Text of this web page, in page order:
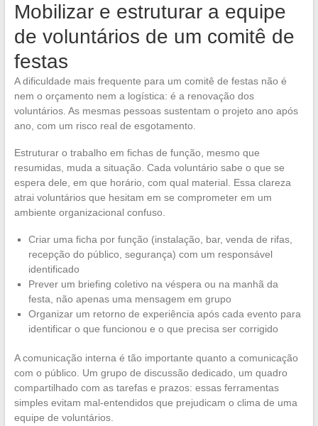
Mobilizar e estruturar a equipe
de voluntários de um comitê de
festas
A dificuldade mais frequente para um comitê de festas não é
nem o orçamento nem a logística: é a renovação dos
voluntários. As mesmas pessoas sustentam o projeto ano após
ano, com um risco real de esgotamento.
Estruturar o trabalho em fichas de função, mesmo que
resumidas, muda a situação. Cada voluntário sabe o que se
espera dele, em que horário, com qual material. Essa clareza
atrai voluntários que hesitam em se comprometer em um
ambiente organizacional confuso.
Criar uma ficha por função (instalação, bar, venda de rifas,
recepção do público, segurança) com um responsável
identificado
Prever um briefing coletivo na véspera ou na manhã da
festa, não apenas uma mensagem em grupo
Organizar um retorno de experiência após cada evento para
identificar o que funcionou e o que precisa ser corrigido
A comunicação interna é tão importante quanto a comunicação
com o público. Um grupo de discussão dedicado, um quadro
compartilhado com as tarefas e prazos: essas ferramentas
simples evitam mal-entendidos que prejudicam o clima de uma
equipe de voluntários.